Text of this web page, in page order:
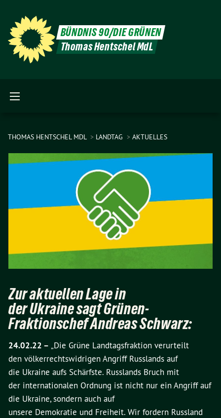
BÜNDNIS 90/DIE GRÜNEN
Thomas Hentschel MdL
THOMAS HENTSCHEL MDL LANDTAG AKTUELLES
Zur aktuellen Lage in
der Ukraine sagt Grünen-
Fraktionschef Andreas Schwarz:
24.02.22 – „Die Grüne Landtagsfraktion verurteilt
den völkerrechtswidrigen Angriff Russlands auf
die Ukraine aufs Schärfste. Russlands Bruch mit
der internationalen Ordnung ist nicht nur ein Angriff auf
die Ukraine, sondern auch auf
unsere Demokratie und Freiheit. Wir fordern Russland